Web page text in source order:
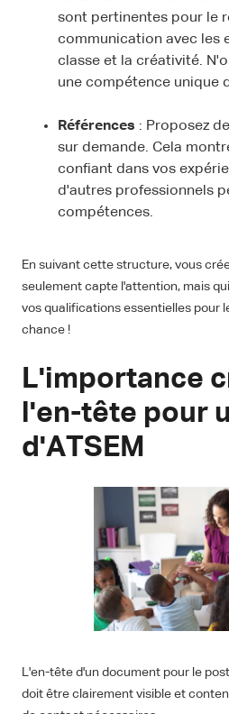
sont pertinentes pour le
communication avec les
classe et la créativité.
une compétence unique
Références : Proposez
sur demande. Cela
confiant dans vos
d'autres professionnels
compétences.
En suivant cette structure, vous
seulement capte l'attention, mais
vos qualifications essentielles pour
chance !
L'importance
l'en-tête pour
d'ATSEM
L'en-tête d'un document pour le
doit être clairement visible et